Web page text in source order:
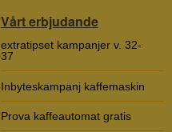
Vårt erbjudande
extratipset kampanjer v. 32-
37
Inbyteskampanj kaffemaskin
Prova kaffeautomat gratis